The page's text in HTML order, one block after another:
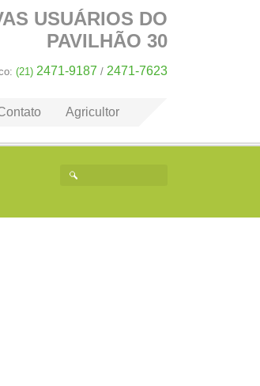
USUÁRIOS DO
PAVILHÃO 30
(21) 2471-9187 / 2471-7623
Agricultor